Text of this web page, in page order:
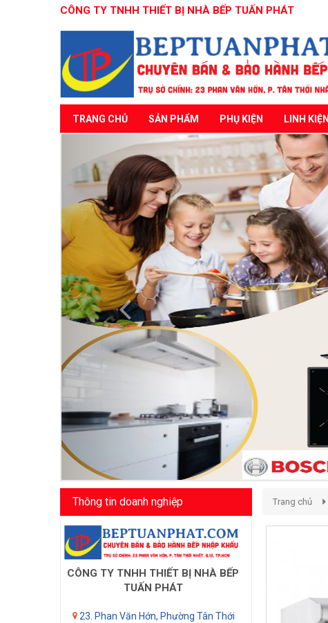
CÔNG TY TNHH THIẾT BỊ NHÀ BẾP TUẤN PHÁT
TRANG CHỦ SẢN PHẨM PHỤ KIỆN LINH KIỆN
Previous
Thông tin doanh nghiệp
CÔNG TY TNHH THIẾT BỊ NHÀ BẾP
TUẤN PHÁT
23. Phan Văn Hớn, Phường Tân Thới
Trang chủ